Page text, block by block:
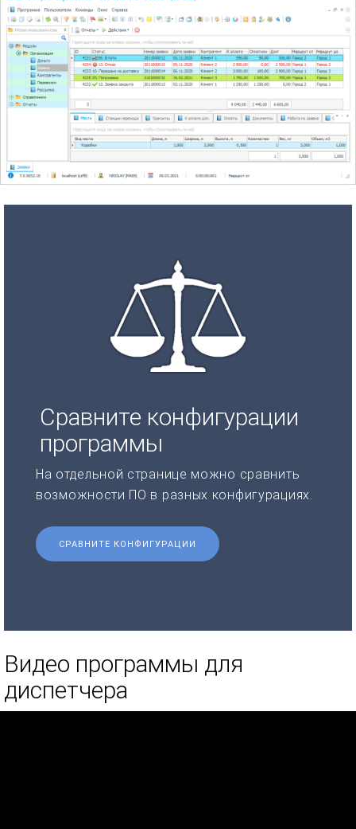
Сравните конфигурации
программы
На отдельной странице можно сравнить
возможности ПО в разных конфигурациях.
СРАВНИТЕ КОНФИГУРАЦИИ
Видео программы для
диспетчера